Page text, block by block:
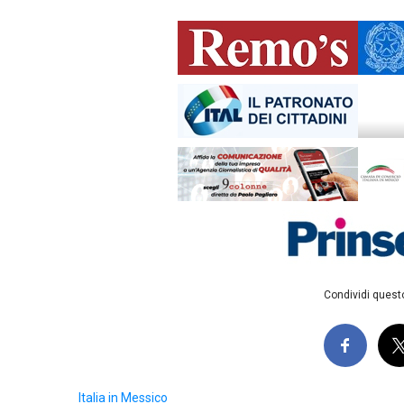
Condividi
Italia in Messico